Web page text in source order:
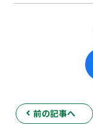
前の記事へ